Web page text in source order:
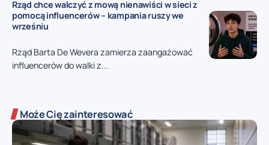
Rząd chce walczyć z mową nienawiści w sieci z
pomocą influencerów – kampania ruszy we
wrześniu
Rząd Barta De Wevera zamierza zaangażować
influencerów do walki z...
Może Cię zainteresować